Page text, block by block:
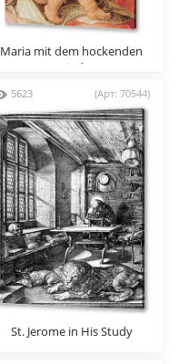
Maria mit dem hockenden
Kind
5623 (Арт: 70544)
St. Jerome in His Study